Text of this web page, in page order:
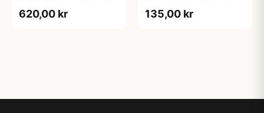
beskyttelse og
620,00 kr
vægtstænger
135,00 kr